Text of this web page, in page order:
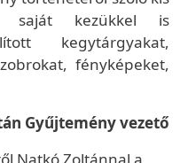
saját kezükkel is
kegytárgyakat,
fényképeket,
Gyűjtemény vezető